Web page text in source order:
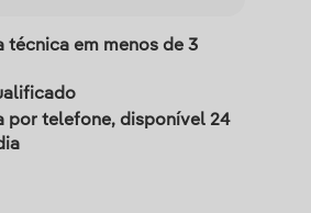
técnica em menos de 3
por telefone, disponível 24